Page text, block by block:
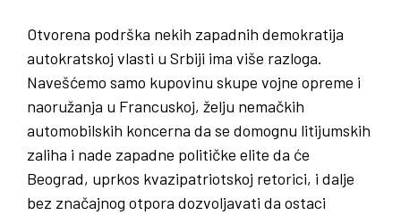
Otvorena podrška nekih zapadnih demokratija
autokratskoj vlasti u Srbiji ima više razloga.
Navešćemo samo kupovinu skupe vojne opreme i
naoružanja u Francuskoj, želju nemačkih
automobilskih koncerna da se domognu litijumskih
zaliha i nade zapadne političke elite da će
Beograd, uprkos kvazipatriotskoj retorici, i dalje
bez značajnog otpora dozvoljavati da ostaci